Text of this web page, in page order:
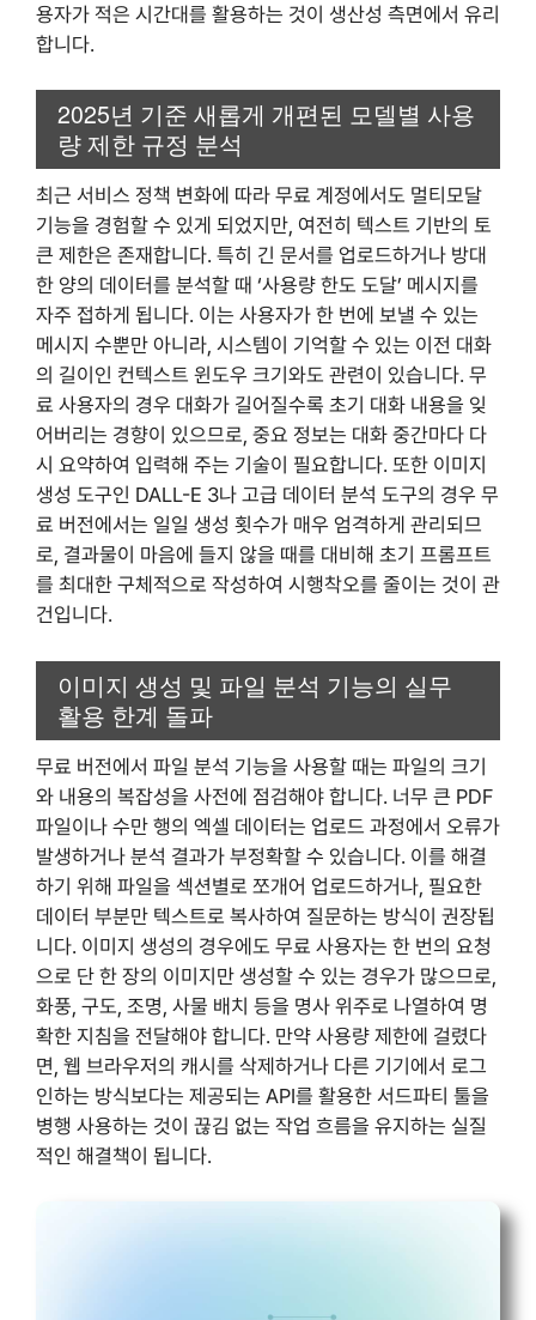
용자가 적은 시간대를 활용하는 것이 생산성 측면에서 유리
합니다.
2025년 기준 새롭게 개편된 모델별 사용
량 제한 규정 분석
최근 서비스 정책 변화에 따라 무료 계정에서도 멀티모달
기능을 경험할 수 있게 되었지만, 여전히 텍스트 기반의 토
큰 제한은 존재합니다. 특히 긴 문서를 업로드하거나 방대
한 양의 데이터를 분석할 때 ‘사용량 한도 도달’ 메시지를
자주 접하게 됩니다. 이는 사용자가 한 번에 보낼 수 있는
메시지 수뿐만 아니라, 시스템이 기억할 수 있는 이전 대화
의 길이인 컨텍스트 윈도우 크기와도 관련이 있습니다. 무
료 사용자의 경우 대화가 길어질수록 초기 대화 내용을 잊
어버리는 경향이 있으므로, 중요 정보는 대화 중간마다 다
시 요약하여 입력해 주는 기술이 필요합니다. 또한 이미지
생성 도구인 DALL-E 3나 고급 데이터 분석 도구의 경우 무
료 버전에서는 일일 생성 횟수가 매우 엄격하게 관리되므
로, 결과물이 마음에 들지 않을 때를 대비해 초기 프롬프트
를 최대한 구체적으로 작성하여 시행착오를 줄이는 것이 관
건입니다.
이미지 생성 및 파일 분석 기능의 실무
활용 한계 돌파
무료 버전에서 파일 분석 기능을 사용할 때는 파일의 크기
와 내용의 복잡성을 사전에 점검해야 합니다. 너무 큰 PDF
파일이나 수만 행의 엑셀 데이터는 업로드 과정에서 오류가
발생하거나 분석 결과가 부정확할 수 있습니다. 이를 해결
하기 위해 파일을 섹션별로 쪼개어 업로드하거나, 필요한
데이터 부분만 텍스트로 복사하여 질문하는 방식이 권장됩
니다. 이미지 생성의 경우에도 무료 사용자는 한 번의 요청
으로 단 한 장의 이미지만 생성할 수 있는 경우가 많으므로,
화풍, 구도, 조명, 사물 배치 등을 명사 위주로 나열하여 명
확한 지침을 전달해야 합니다. 만약 사용량 제한에 걸렸다
면, 웹 브라우저의 캐시를 삭제하거나 다른 기기에서 로그
인하는 방식보다는 제공되는 API를 활용한 서드파티 툴을
병행 사용하는 것이 끊김 없는 작업 흐름을 유지하는 실질
적인 해결책이 됩니다.